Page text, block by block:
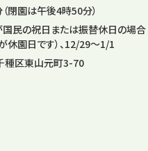
閉園は午後4時50分）
国民の祝日または振替休日の場合
園日です）、12/29～1/1
種区東山元町3-70